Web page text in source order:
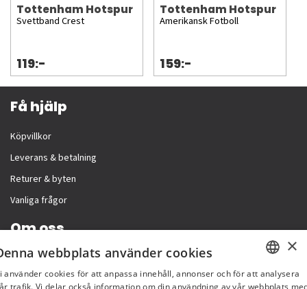
Tottenham Hotspur
Svettband Crest
119:-
Tottenham Hotspur
Amerikansk Fotboll
159:-
Få hjälp
Köpvillkor
Leverans & betalning
Returer & byten
Vanliga frågor
Om oss
Företagsinformation
SWEDISH
×
webbplats använder cookies
använder cookies för att anpassa innehåll, annonser och för att analysera
trafik. Vi delar också information om din användning av vår webbplats